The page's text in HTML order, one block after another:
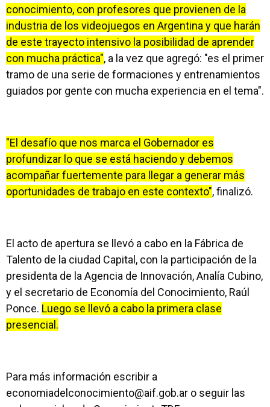
conocimiento, con profesores que provienen de la
industria de los videojuegos en Argentina y que harán
de este trayecto intensivo la posibilidad de aprender
con mucha práctica", a la vez que agregó: "es el primer
tramo de una serie de formaciones y entrenamientos
guiados por gente con mucha experiencia en el tema".
"El desafío que nos marca el Gobernador es
profundizar lo que se está haciendo y debemos
acompañar fuertemente para llegar a generar más
oportunidades de trabajo en este contexto", finalizó.
El acto de apertura se llevó a cabo en la Fábrica de
Talento de la ciudad Capital, con la participación de la
presidenta de la Agencia de Innovación, Analía Cubino,
y el secretario de Economía del Conocimiento, Raúl
Ponce. Luego se llevó a cabo la primera clase
presencial.
Para más información escribir a
economiadelconocimiento@aif.gob.ar o seguir las